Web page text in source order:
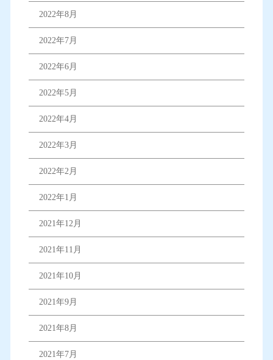
2022年8月
2022年7月
2022年6月
2022年5月
2022年4月
2022年3月
2022年2月
2022年1月
2021年12月
2021年11月
2021年10月
2021年9月
2021年8月
2021年7月